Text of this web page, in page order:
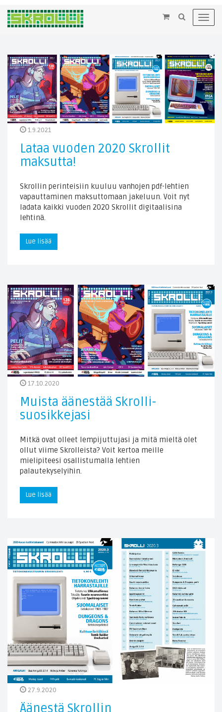
×
1.9.2021
Lataa vuoden 2020 Skrollit
maksutta!
Skrollin perinteisiin kuuluu vanhojen pdf-lehtien
vapauttaminen maksuttomaan jakeluun. Voit nyt
ladata kaikki vuoden 2020 Skrollit digitaalisina
lehtinä.
Lue lisää
17.10.2020
Muista äänestää Skrolli-
suosikkejasi
Mitkä ovat olleet lempijuttujasi ja mitä mieltä olet
ollut viime Skrolleista? Voit kertoa meille
mielipiteesi osallistumalla lehtien
palautekyselyihin.
Lue lisää
27.9.2020
Äänestä Skrollin